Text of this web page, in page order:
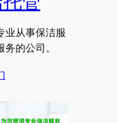
业从事保洁服
的公司。